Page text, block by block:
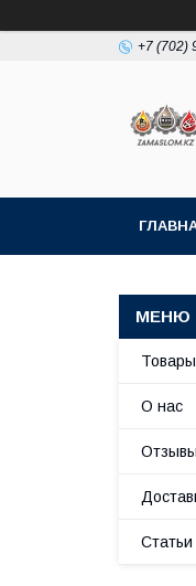
+7 (702)
Товары
О нас
Отзывы
Статьи